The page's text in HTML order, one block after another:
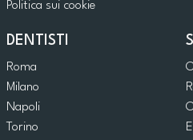
Politica sui cookie
DENTISTI
Roma
Milano
Napoli
Torino